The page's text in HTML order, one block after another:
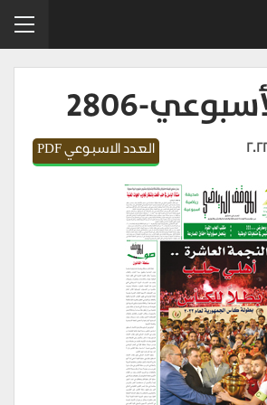
2806
العدد الاسبوعي PDF